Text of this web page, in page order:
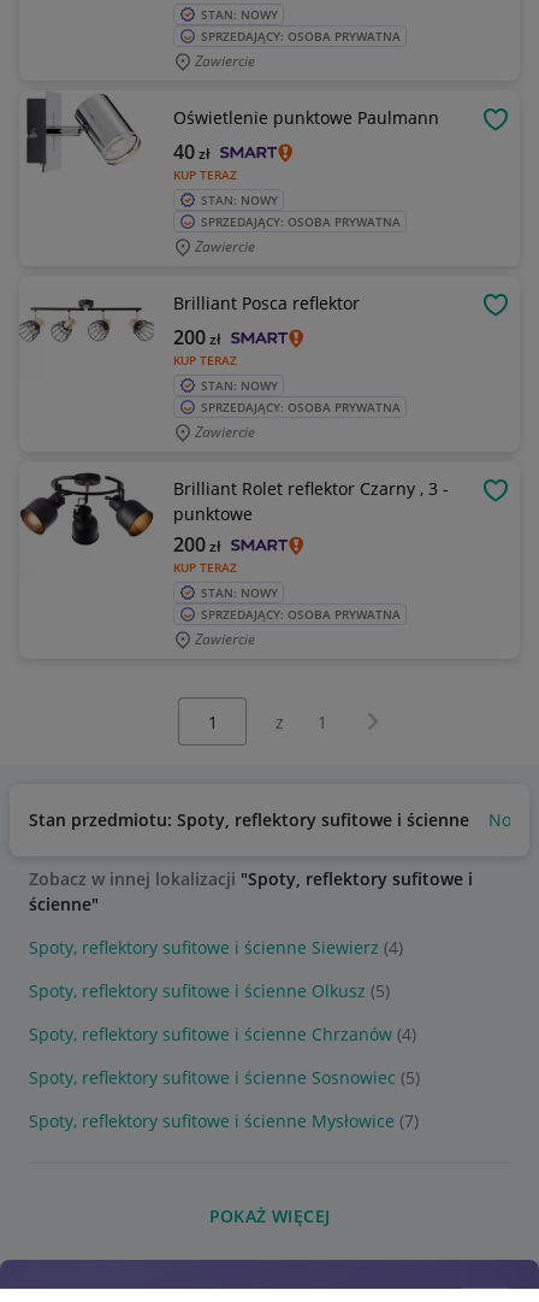
STAN: NOWY
SPRZEDAJĄCY: OSOBA PRYWATNA
Zawiercie
Oświetlenie punktowe Paulmann
KUP TERAZ
40zł
STAN: NOWY
SPRZEDAJĄCY: OSOBA PRYWATNA
Zawiercie
Brilliant Posca reflektor
KUP TERAZ
200zł
STAN: NOWY
SPRZEDAJĄCY: OSOBA PRYWATNA
Zawiercie
Brilliant Rolet reflektor Czarny , 3 -
punktowe
KUP TERAZ
200zł
STAN: NOWY
SPRZEDAJĄCY: OSOBA PRYWATNA
Zawiercie
z 1 Następna strona
Stan przedmiotu: Spoty, reflektory sufitowe i ścienne Nowy
Zobacz w innej lokalizacji "Spoty, reflektory sufitowe i
ścienne"
Spoty, reflektory sufitowe i ścienne Siewierz (4)
Spoty, reflektory sufitowe i ścienne Olkusz (5)
Spoty, reflektory sufitowe i ścienne Chrzanów (4)
Spoty, reflektory sufitowe i ścienne Sosnowiec (5)
Spoty, reflektory sufitowe i ścienne Mysłowice (7)
POKAŻ WIĘCEJ